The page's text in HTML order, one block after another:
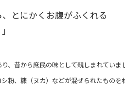
とにかくお腹がふくれる
、昔から庶民の味として親しまれていま
粉、糠（ヌカ）などが混ぜられたものを